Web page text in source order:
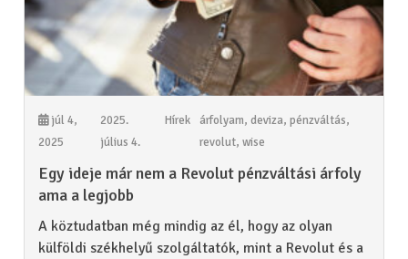
júl 4,
2025
2025.
július 4.
Hírek árfolyam, deviza, pénzváltás,
revolut, wise
Egy ideje már nem a Revolut pénzváltási árfoly
ama a legjobb
A köztudatban még mindig az él, hogy az olyan
külföldi székhelyű szolgáltatók, mint a Revolut és a